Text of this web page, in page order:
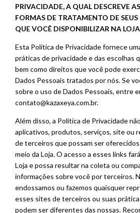
PRIVACIDADE, A QUAL DESCREVE
FORMAS DE TRATAMENTO DE
QUE VOCÊ DISPONIBILIZAR NA
Esta Política de Privacidade fornece
práticas de privacidade e das escolhas
bem como direitos que você pode
Dados Pessoais tratados por nós. Se
sobre o uso de Dados Pessoais, entre
contato@kazaxeya.com.br.
Além disso, a Política de Privacidade
aplicativos, produtos, serviços, site ou
de terceiros que possam ser
meio da Loja. O acesso a esses links
Loja e possa resultar na coleta ou
informações sobre você por terceiros.
endossamos ou fazemos quaisquer
esses sites de terceiros ou suas
podem ser diferentes das nossas.